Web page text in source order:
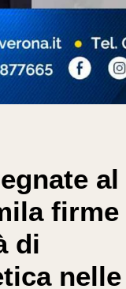
al
firme
di
nelle